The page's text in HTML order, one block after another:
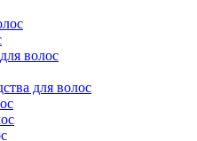
волос
для волос